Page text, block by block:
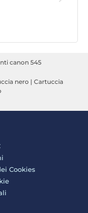
canon 545
nero | Cartuccia
Cookies